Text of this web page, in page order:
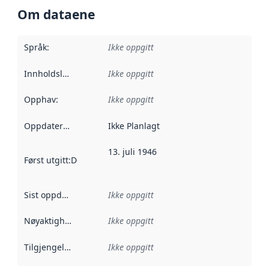
Om dataene
Språk: Ikke oppgitt
Innholdsleverandører :
Ikke oppgitt
Opphav: Ikke oppgitt
Oppdateringsfrekvens :
Ikke Planlagt
Først utgitt:Denne datoen sier når dataene i dette
13. juli 1946
Sist oppdatert Ikke oppgitt
Nøyaktighet Ikke oppgitt
Tilgjengelighet Ikke oppgitt